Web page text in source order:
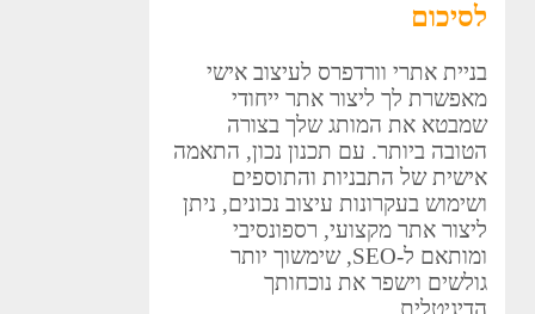
לסיכום
בניית אתרי וורדפרס לעיצוב אישי
מאפשרת לך ליצור אתר ייחודי
שמבטא את המותג שלך בצורה
הטובה ביותר. עם תכנון נכון, התאמה
אישית של התבניות והתוספים
ושימוש בעקרונות עיצוב נכונים, ניתן
ליצור אתר מקצועי, רספונסיבי
ומותאם ל-SEO, שימשוך יותר
גולשים וישפר את נוכחותך
הדיגיטלית.